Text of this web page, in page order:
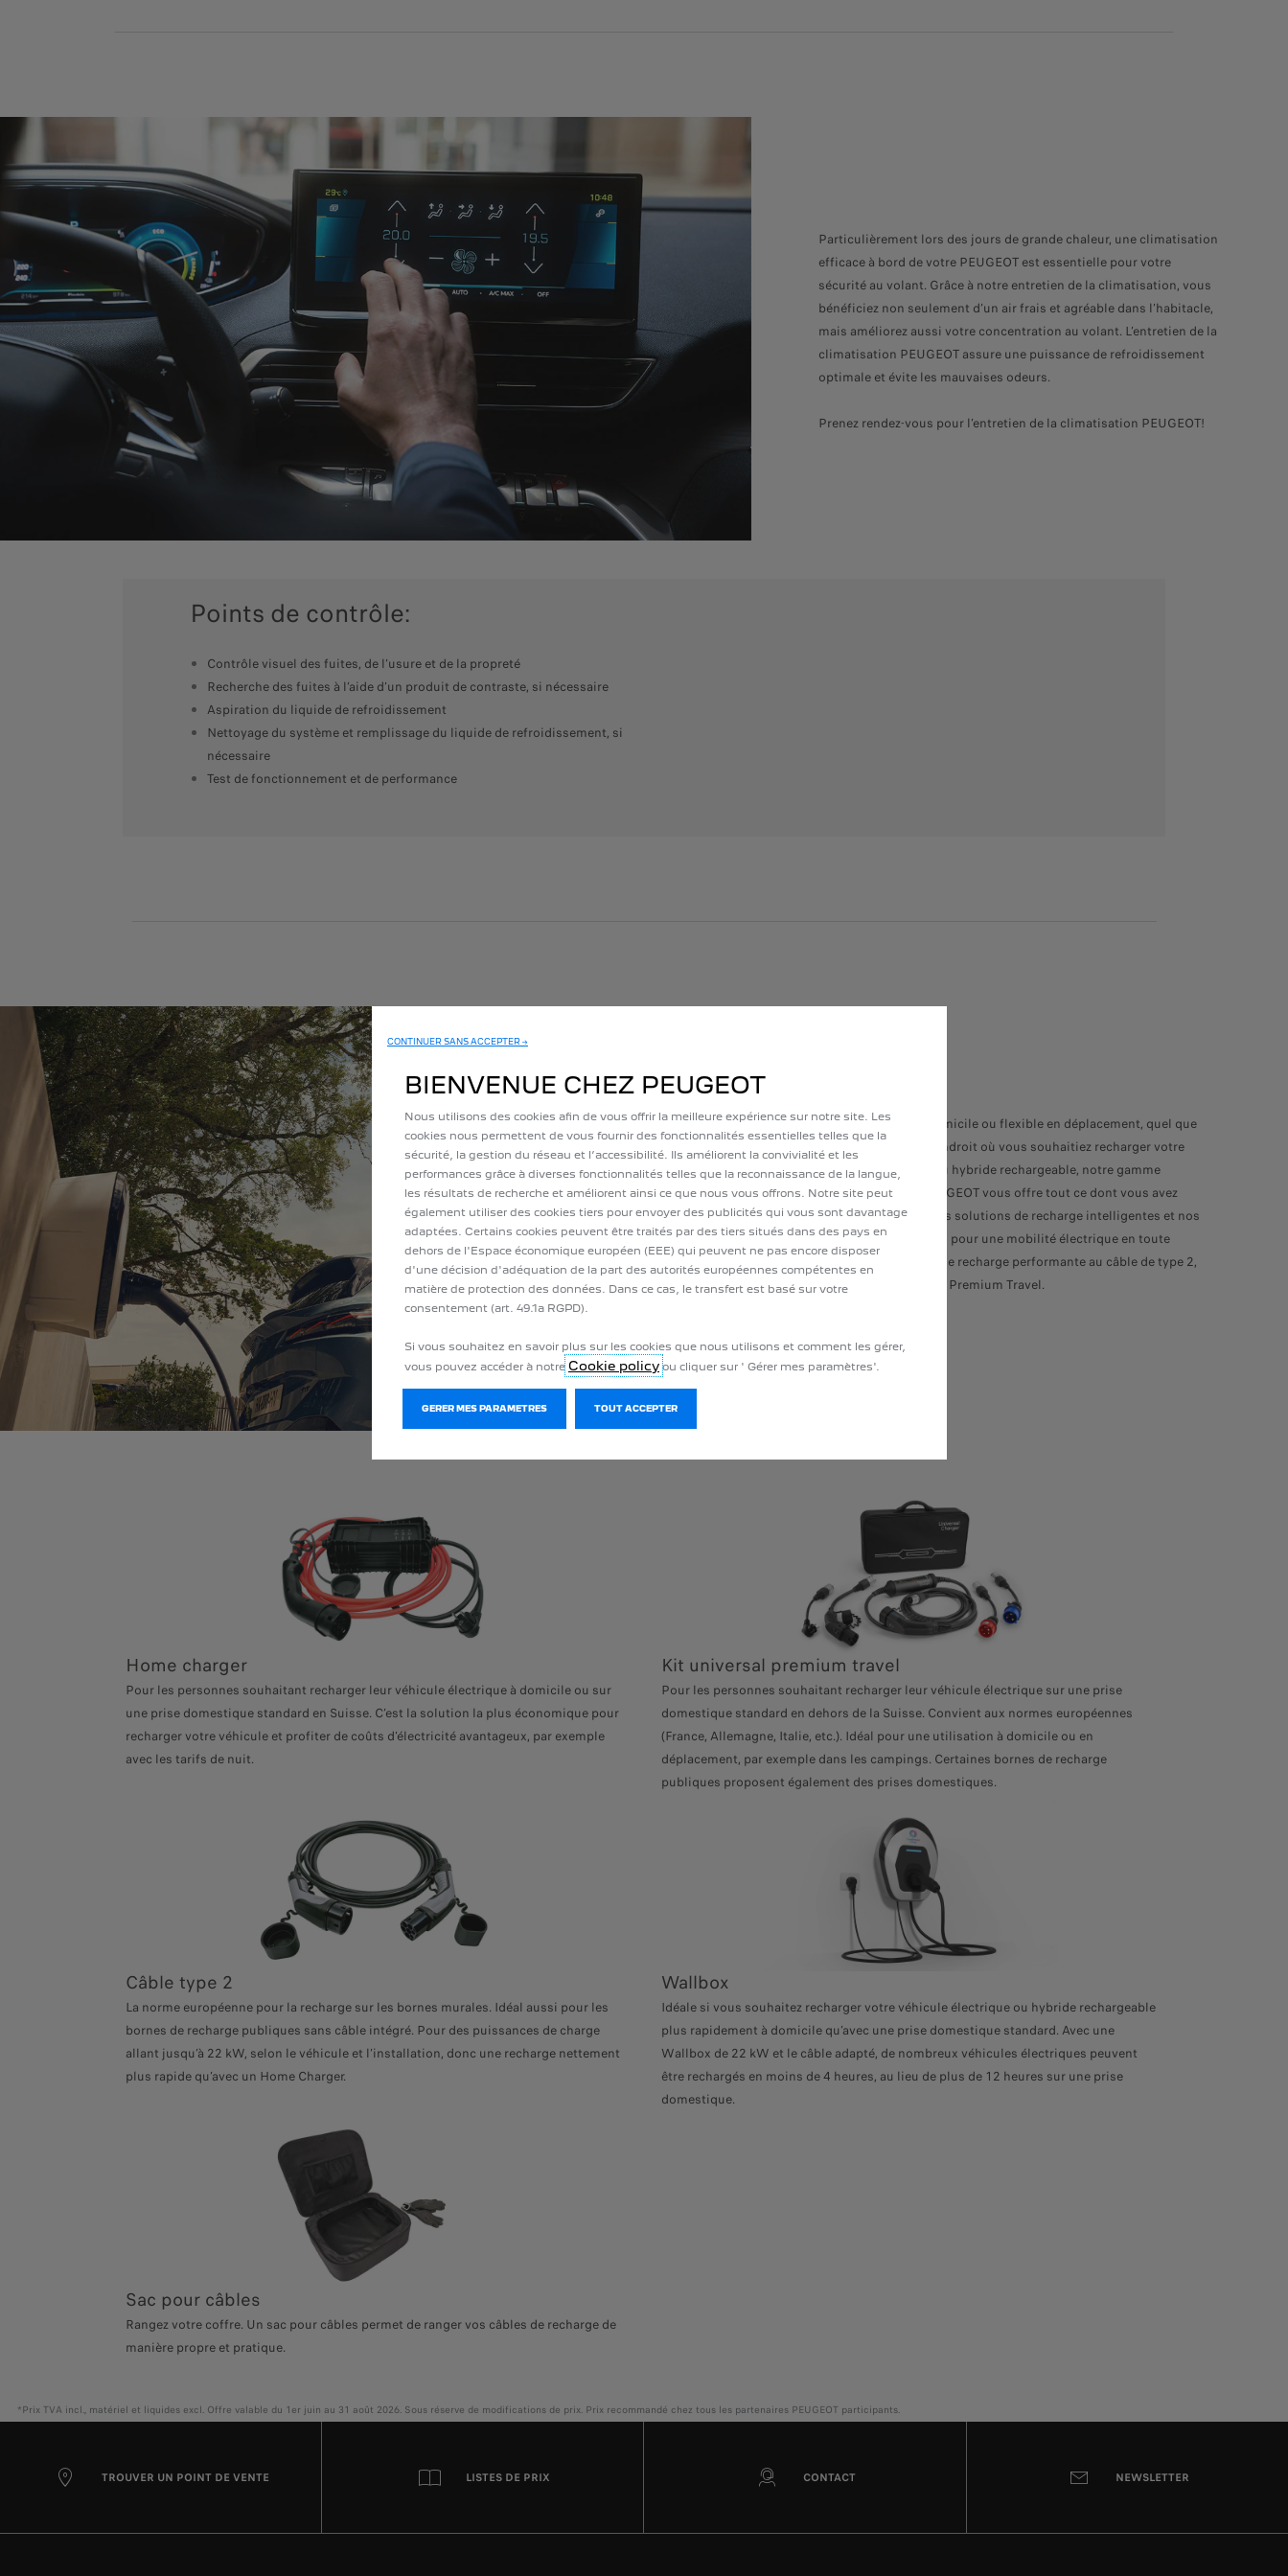
Particulièrement lors des jours de grande chaleur, une climatisation
efficace à bord de votre PEUGEOT est essentielle pour votre
sécurité au volant. Grâce à notre entretien de la climatisation, vous
bénéficiez non seulement d’un air frais et agréable dans l’habitacle,
mais améliorez aussi votre concentration au volant. L’entretien de la
climatisation PEUGEOT assure une puissance de refroidissement
optimale et évite les mauvaises odeurs.
Prenez rendez-vous pour l’entretien de la climatisation PEUGEOT!
Points de contrôle:
Contrôle visuel des fuites, de l’usure et de la propreté
Recherche des fuites à l’aide d’un produit de contraste, si nécessaire
Aspiration du liquide de refroidissement
Nettoyage du système et remplissage du liquide de refroidissement, si
nécessaire
Test de fonctionnement et de performance
Recharge rapide à domicile ou flexible en déplacement, quel que
soit le moment ou l’endroit où vous souhaitiez recharger votre
véhicule électrique ou hybride rechargeable, notre gamme
d’accessoires EV PEUGEOT vous offre tout ce dont vous avez
besoin. Découvrez nos solutions de recharge intelligentes et nos
accessoires pratiques pour une mobilité électrique en toute
sérénité, de la borne de recharge performante au câble de type 2,
jusqu’au kit Universal Premium Travel.
Home charger
Pour les personnes souhaitant recharger leur véhicule électrique à domicile ou sur
une prise domestique standard en Suisse. C’est la solution la plus économique pour
recharger votre véhicule et profiter de coûts d’électricité avantageux, par exemple
avec les tarifs de nuit.
Kit universal premium travel
Pour les personnes souhaitant recharger leur véhicule électrique sur une prise
domestique standard en dehors de la Suisse. Convient aux normes européennes
(France, Allemagne, Italie, etc.). Idéal pour une utilisation à domicile ou en
déplacement, par exemple dans les campings. Certaines bornes de recharge
publiques proposent également des prises domestiques.
Câble type 2
La norme européenne pour la recharge sur les bornes murales. Idéal aussi pour les
bornes de recharge publiques sans câble intégré. Pour des puissances de charge
allant jusqu’à 22 kW, selon le véhicule et l’installation, donc une recharge nettement
plus rapide qu’avec un Home Charger.
Wallbox
Idéale si vous souhaitez recharger votre véhicule électrique ou hybride rechargeable
plus rapidement à domicile qu’avec une prise domestique standard. Avec une
Wallbox de 22 kW et le câble adapté, de nombreux véhicules électriques peuvent
être rechargés en moins de 4 heures, au lieu de plus de 12 heures sur une prise
domestique.
Sac pour câbles
Rangez votre coffre. Un sac pour câbles permet de ranger vos câbles de recharge de
manière propre et pratique.
*Prix TVA incl., matériel et liquides excl. Offre valable du 1er juin au 31 août 2026. Sous réserve de modifications de prix. Prix recommandé chez tous les partenaires PEUGEOT participants.
TROUVER UN POINT DE VENTE LISTES DE PRIX CONTACT NEWSLETTER
CONTINUER SANS ACCEPTER →
BIENVENUE CHEZ PEUGEOT
Nous utilisons des cookies afin de vous offrir la meilleure expérience sur notre site. Les
cookies nous permettent de vous fournir des fonctionnalités essentielles telles que la
sécurité, la gestion du réseau et l’accessibilité. Ils améliorent la convivialité et les
performances grâce à diverses fonctionnalités telles que la reconnaissance de la langue,
les résultats de recherche et améliorent ainsi ce que nous vous offrons. Notre site peut
également utiliser des cookies tiers pour envoyer des publicités qui vous sont davantage
adaptées. Certains cookies peuvent être traités par des tiers situés dans des pays en
dehors de l'Espace économique européen (EEE) qui peuvent ne pas encore disposer
d'une décision d'adéquation de la part des autorités européennes compétentes en
matière de protection des données. Dans ce cas, le transfert est basé sur votre
consentement (art. 49.1a RGPD).
Si vous souhaitez en savoir plus sur les cookies que nous utilisons et comment les gérer,
vous pouvez accéder à notre Cookie policy ou cliquer sur ' Gérer mes paramètres'.
GERER MES PARAMETRES TOUT ACCEPTER